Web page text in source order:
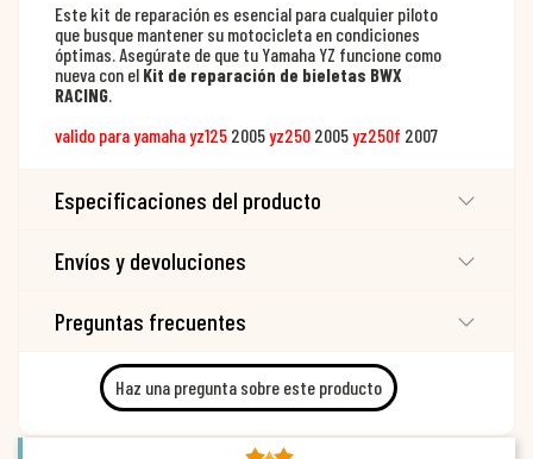
Este kit de reparación es esencial para cualquier piloto
que busque mantener su motocicleta en condiciones
óptimas. Asegúrate de que tu Yamaha YZ funcione como
nueva con el Kit de reparación de bieletas BWX
RACING.
valido para yamaha yz125 2005yz250 2005yz250f 2007
Especificaciones del producto
Envíos y devoluciones
Preguntas frecuentes
Haz una pregunta sobre este producto